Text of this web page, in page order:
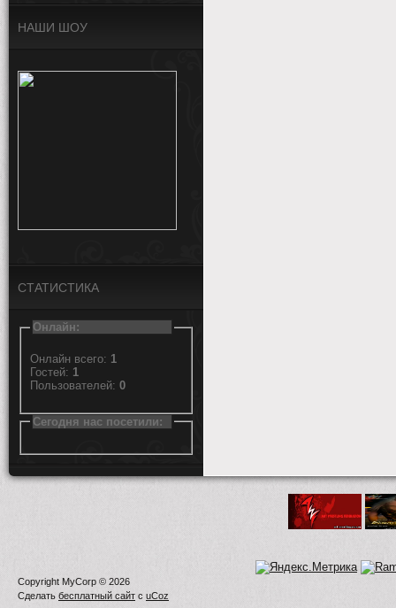
НАШИ ШОУ
СТАТИСТИКА
Онлайн:
Онлайн всего: 1
Гостей: 1
Пользователей: 0
Сегодня нас посетили:
Copyright MyCorp © 2026
Сделать бесплатный сайт с uCoz